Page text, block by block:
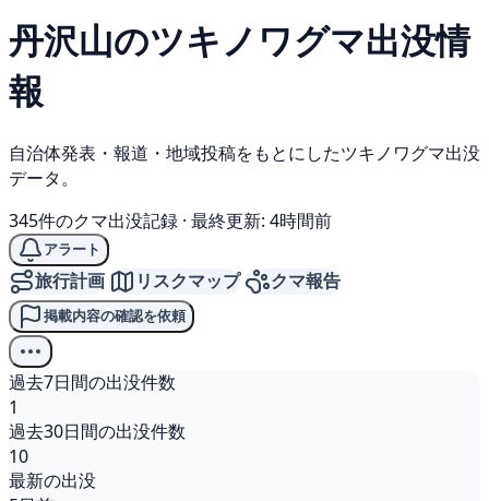
丹沢山のツキノワグマ出没情
報
自治体発表・報道・地域投稿をもとにしたツキノワグマ出没
データ。
345件のクマ出没記録 · 最終更新: 4時間前
アラート
旅行計画 リスクマップ クマ報告
掲載内容の確認を依頼
過去7日間の出没件数
1
過去30日間の出没件数
10
最新の出没